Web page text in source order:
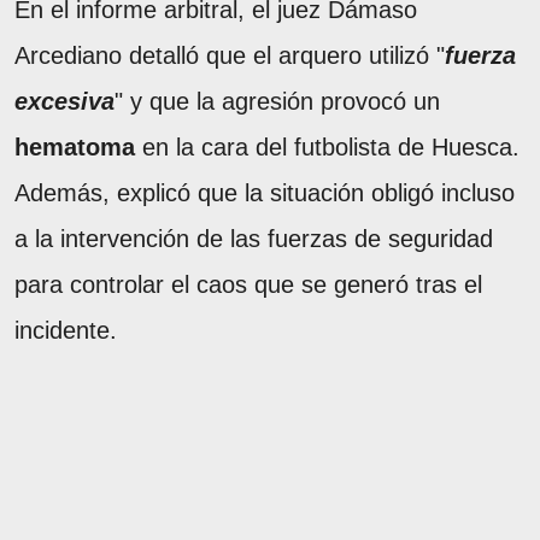
En el informe arbitral, el juez Dámaso
Arcediano detalló que el arquero utilizó "fuerza
excesiva" y que la agresión provocó un
hematomaen la cara del futbolista de Huesca.
Además, explicó que la situación obligó incluso
a la intervención de las fuerzas de seguridad
para controlar el caos que se generó tras el
incidente.